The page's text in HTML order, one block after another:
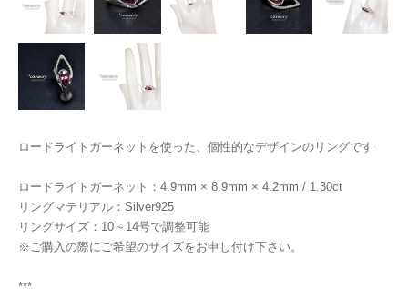
ロードライトガーネットを使った、個性的なデザインのリングです
ロードライトガーネット：4.9mm × 8.9mm × 4.2mm / 1.30ct
リングマテリアル：Silver925
リングサイズ：10～14号で調整可能
※ご購入の際にご希望のサイズをお申し付け下さい。
***